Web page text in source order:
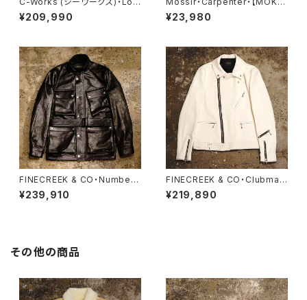
mbardi【CWJK008】
¥209,990
004】
¥23,980
FINECREEK & CO・Number.
7【ACCO002】
¥239,910
FINECREEK & CO・Clubman
Deer【ACJK027】
¥219,890
その他の商品